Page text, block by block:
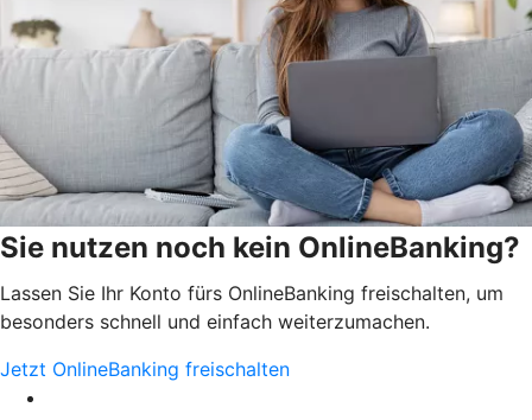
Sie nutzen noch kein OnlineBanking?
Lassen Sie Ihr Konto fürs OnlineBanking freischalten, um
besonders schnell und einfach weiterzumachen.
Jetzt OnlineBanking freischalten